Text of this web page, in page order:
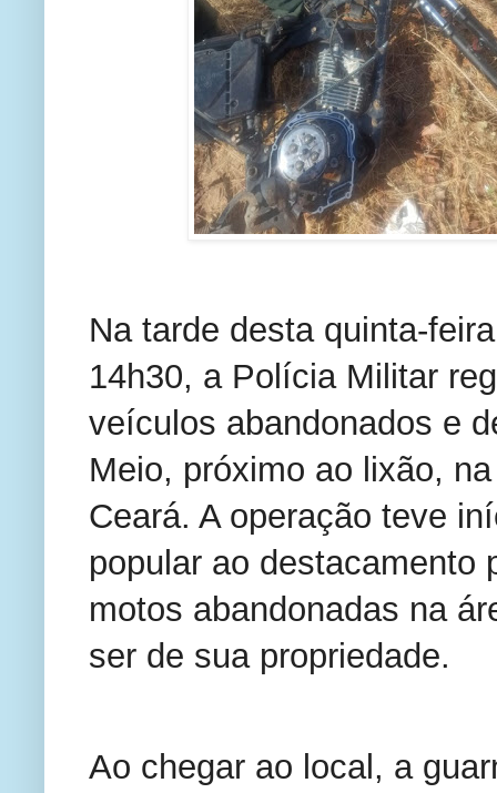
Na tarde desta quinta-
14h30, a Polícia Militar
veículos abandonados e
Meio, próximo ao lixão,
Ceará. A operação teve
popular ao destacamento
motos abandonadas na
ser de sua propriedade.
Ao chegar ao local, a